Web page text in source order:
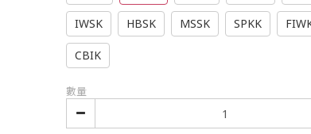
IWSK HBSK MSSK SPKK
CBIK
數量